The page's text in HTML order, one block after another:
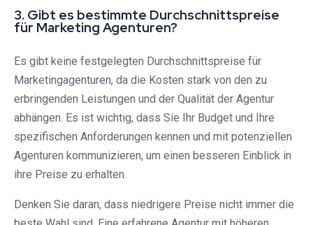
3. Gibt es bestimmte Durchschnittspreise
für Marketing Agenturen?
Es gibt keine festgelegten Durchschnittspreise für
Marketingagenturen, da die Kosten stark von den zu
erbringenden Leistungen und der Qualität der Agentur
abhängen. Es ist wichtig, dass Sie Ihr Budget und Ihre
spezifischen Anforderungen kennen und mit potenziellen
Agenturen kommunizieren, um einen besseren Einblick in
ihre Preise zu erhalten.
Denken Sie daran, dass niedrigere Preise nicht immer die